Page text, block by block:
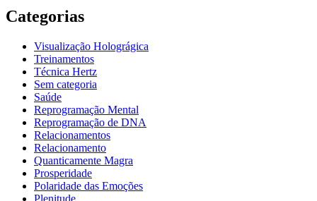
Categorias
Visualização Holográgica
Treinamentos
Técnica Hertz
Sem categoria
Saúde
Reprogramação Mental
Reprogramação de DNA
Relacionamentos
Relacionamento
Quanticamente Magra
Prosperidade
Polaridade das Emoções